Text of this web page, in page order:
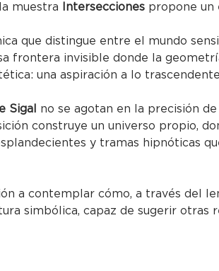
muestra Intersecciones propone un
que distingue entre el mundo
frontera invisible donde la
una aspiración a lo
Sigal
no se agotan en la precisión
construye un universo propio,
y tramas hipnóticas
a contemplar cómo, a través del
simbólica, capaz de sugerir otras